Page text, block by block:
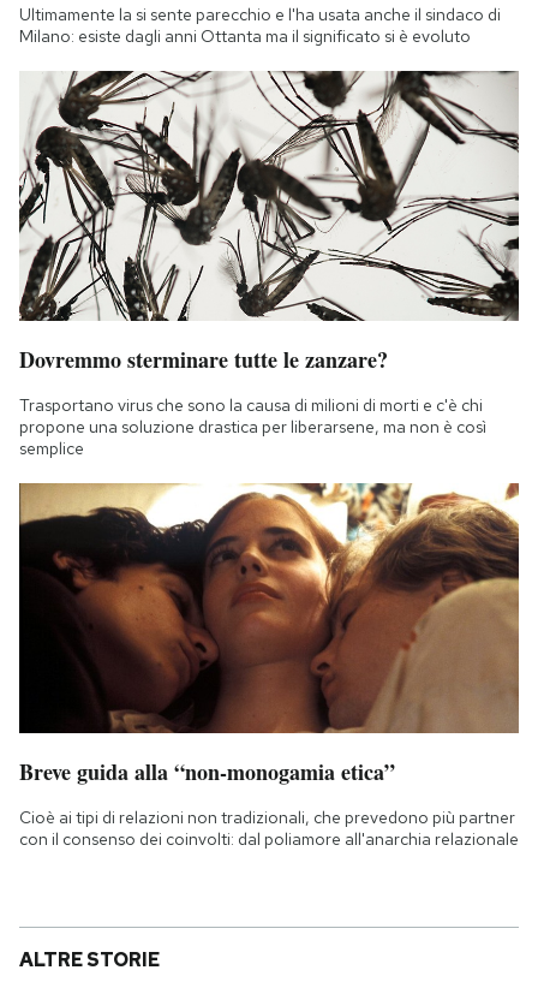
Ultimamente la si sente parecchio e l'ha usata anche il sindaco di
Milano: esiste dagli anni Ottanta ma il significato si è evoluto
Dovremmo sterminare tutte le zanzare?
Trasportano virus che sono la causa di milioni di morti e c'è chi
propone una soluzione drastica per liberarsene, ma non è così
semplice
Breve guida alla “non-monogamia etica”
Cioè ai tipi di relazioni non tradizionali, che prevedono più partner
con il consenso dei coinvolti: dal poliamore all'anarchia relazionale
ALTRE STORIE